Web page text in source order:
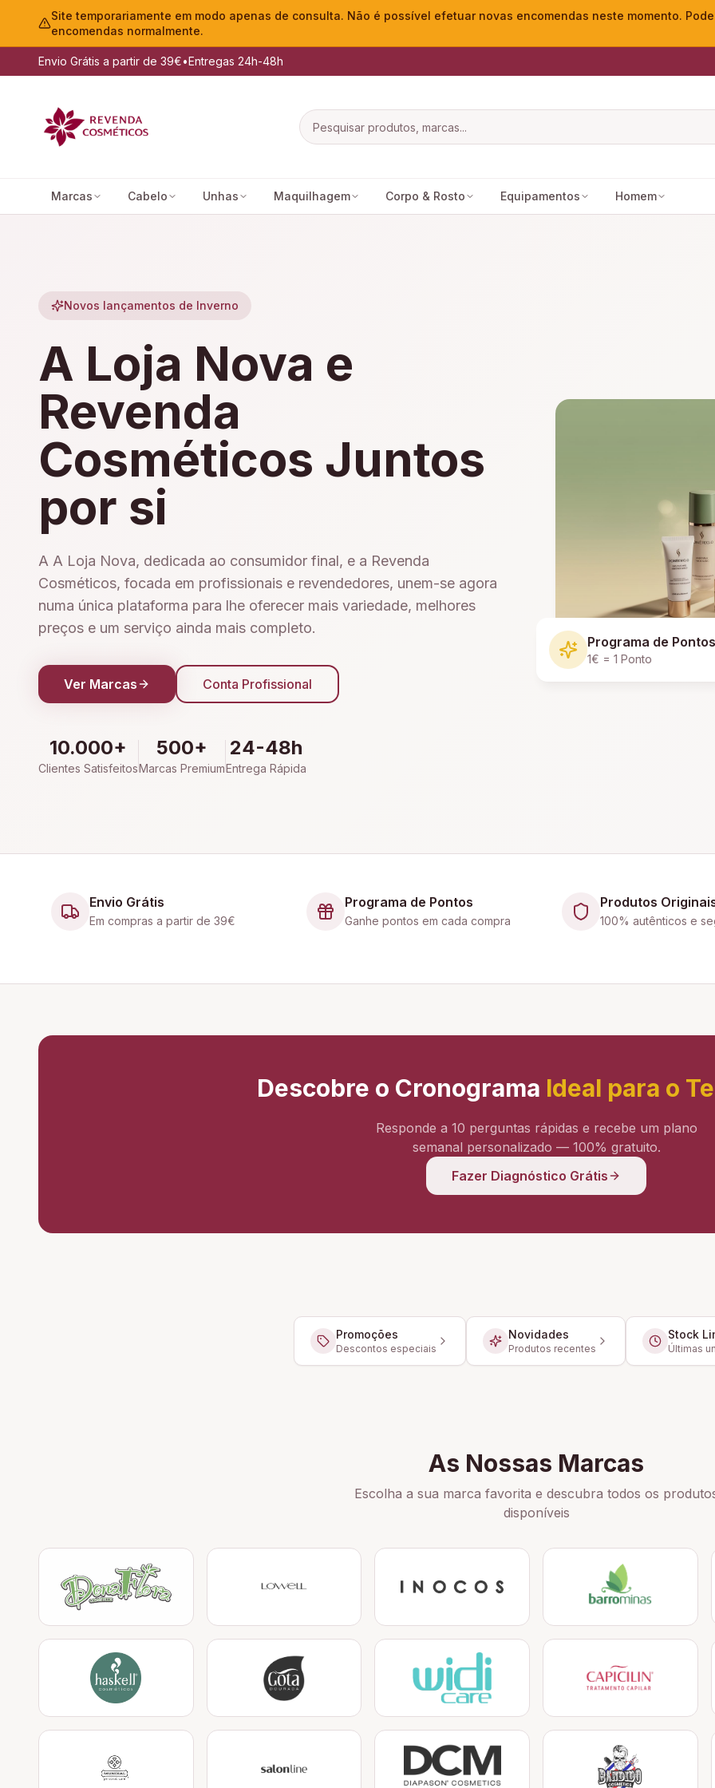
Site temporariamente em modo apenas de consulta. Não é possível efetuar novas encomendas neste momento.
encomendas normalmente.
Envio Grátis a partir de 39€•Entregas 24h-48h
Marcas Cabelo Unhas Maquilhagem Corpo & Rosto Equipamentos Homem
Novos lançamentos de Inverno
A Loja Nova e
Revenda
Cosméticos Juntos
por si
A A Loja Nova, dedicada ao consumidor final, e a Revenda
Cosméticos, focada em profissionais e revendedores, unem-se agora
numa única plataforma para lhe oferecer mais variedade, melhores
preços e um serviço ainda mais completo.
Ver Marcas Conta Profissional
10.000+
Clientes Satisfeitos
500+
Marcas Premium
24-48h
Entrega Rápida
Programa de Pontos
1€ = 1 Ponto
Envio Grátis
Em compras a partir de 39€
Programa de Pontos
Ganhe pontos em cada compra
Produtos
100% autênticos e
Descobre o Cronograma Ideal para o
Responde a 10 perguntas rápidas e recebe um plano
semanal personalizado — 100% gratuito.
Fazer Diagnóstico Grátis
Promoções
Descontos especiais
Novidades
Produtos recentes
Stock
Últimas
As Nossas Marcas
Escolha a sua marca favorita e descubra todos os
disponíveis